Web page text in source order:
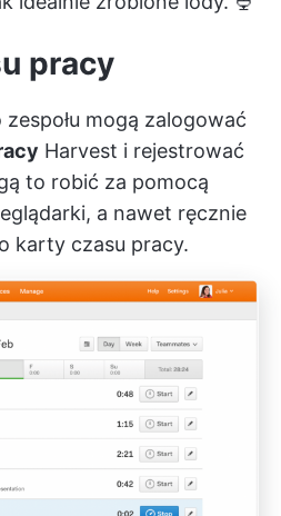
pracy
mogą zalogować
Harvest i rejestrować
to robić za pomocą
a nawet ręcznie
karty czasu pracy.